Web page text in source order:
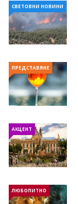
СВЕТОВНИ НОВИНИ
ПРЕДСТАВЯНЕ
АКЦЕНТ
ЛЮБОПИТНО